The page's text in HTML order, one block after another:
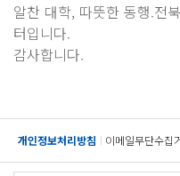
알찬 대학, 따뜻한 동행.전
터입니다.
감사합니다.
개인정보처리방침 이메일무단수집